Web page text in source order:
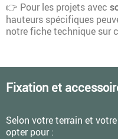
👉 Pour les projets avec
hauteurs spécifiques
notre fiche technique sur
Fixation et
Selon votre terrain et
opter pour :